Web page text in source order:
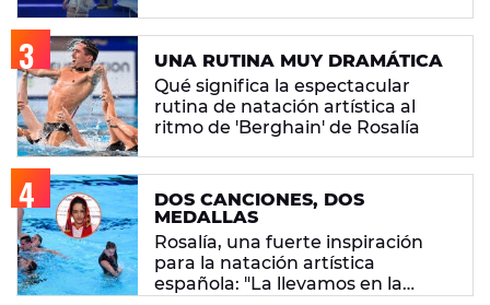
UNA RUTINA MUY DRAMÁTICA
Qué significa la espectacular
rutina de natación artística al
ritmo de 'Berghain' de Rosalía
DOS CANCIONES, DOS
MEDALLAS
Rosalía, una fuerte inspiración
para la natación artística
española: "La llevamos en la